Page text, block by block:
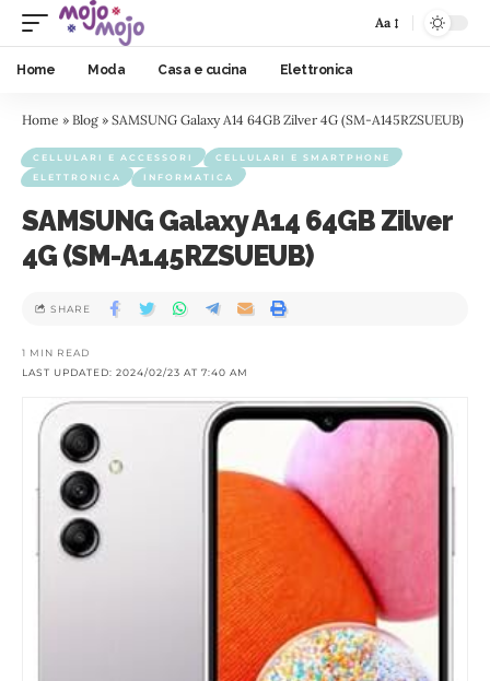
Aa
Home Moda Casa e cucina Elettronica
Home » Blog » SAMSUNG Galaxy A14 64GB Zilver 4G (SM-A145RZSUEUB)
CELLULARI E ACCESSORI
CELLULARI E SMARTPHONE
ELETTRONICA
INFORMATICA
SAMSUNG Galaxy A14 64GB Zilver
4G (SM-A145RZSUEUB)
LAST UPDATED: 2024/02/23 AT 7:40 AM
1 MIN READ
SHARE